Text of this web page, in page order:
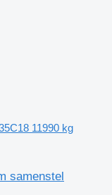
11990 kg
samenstel